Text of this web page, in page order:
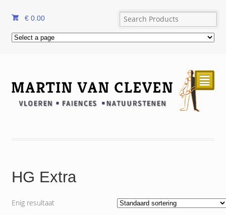
€ 0.00
²
HG Extra
Enig resultaat